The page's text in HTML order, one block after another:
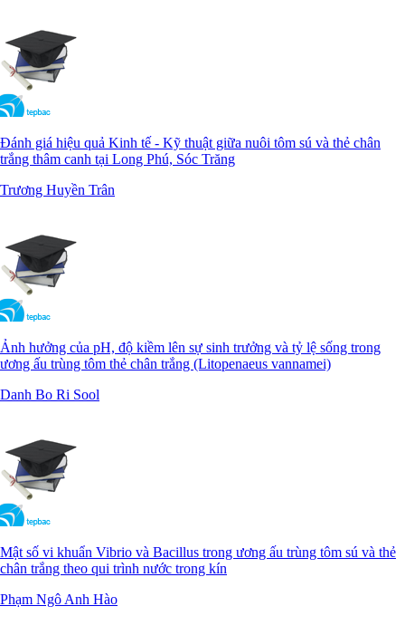
Đánh giá hiệu quả Kinh tế - Kỹ thuật giữa nuôi tôm sú và thẻ chân
trắng thâm canh tại Long Phú, Sóc Trăng
Trương Huyền Trân
Ảnh hưởng của pH, độ kiềm lên sự sinh trưởng và tỷ lệ sống trong
ương ấu trùng tôm thẻ chân trắng (Litopenaeus vannamei)
Danh Bo Ri Sool
Mật số vi khuẩn Vibrio và Bacillus trong ương ấu trùng tôm sú và thẻ
chân trắng theo qui trình nước trong kín
Phạm Ngô Anh Hào